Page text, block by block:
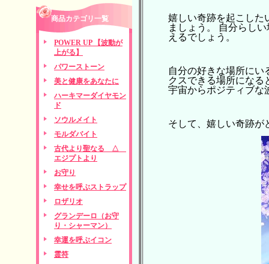
商品カテゴリ一覧
POWER UP 【波動が
上がる】
パワーストーン
美と健康をあなたに
ハーキマーダイヤモン
ド
ソウルメイト
モルダバイト
古代より聖なる △
エジプトより
お守り
幸せを呼ぶストラップ
ロザリオ
グランデーロ（お守
り・シャーマン）
幸運を呼ぶイコン
霊符
嬉しい奇跡を起こした
ましょう。 自分らし
えるでしょう。
自分の好きな場所にい
クスできる場所になる
宇宙からポジティブな
そして、嬉しい奇跡